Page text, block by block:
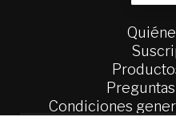
Condiciones